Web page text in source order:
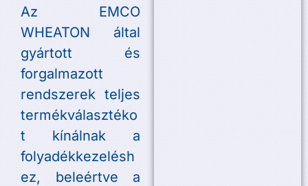
Az EMCO
WHEATON által
gyártott és
forgalmazott
rendszerek teljes
termékválasztéko
t kínálnak a
folyadékkezelésh
ez, beleértve a